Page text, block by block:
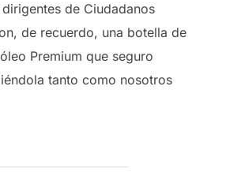
de Ciudadanos
de recuerdo, una botella de
Premium que seguro
tanto como nosotros